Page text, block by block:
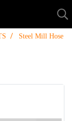
Steel Mill Hose